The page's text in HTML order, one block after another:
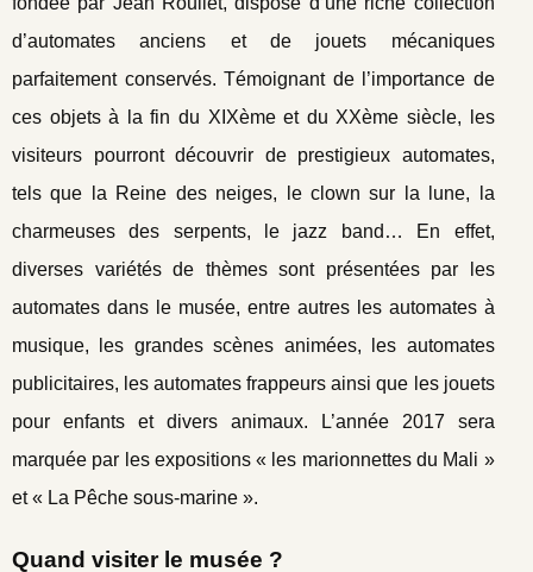
d’automates anciens et de jouets mécaniques
parfaitement conservés. Témoignant de l’importance de
ces objets à la fin du XIXème et du XXème siècle, les
visiteurs pourront découvrir de prestigieux automates,
tels que la Reine des neiges, le clown sur la lune, la
charmeuses des serpents, le jazz band… En effet,
diverses variétés de thèmes sont présentées par les
automates dans le musée, entre autres les automates à
musique, les grandes scènes animées, les automates
publicitaires, les automates frappeurs ainsi que les jouets
pour enfants et divers animaux. L’année 2017 sera
marquée par les expositions « les marionnettes du Mali »
et « La Pêche sous-marine ».
Quand visiter le musée ?